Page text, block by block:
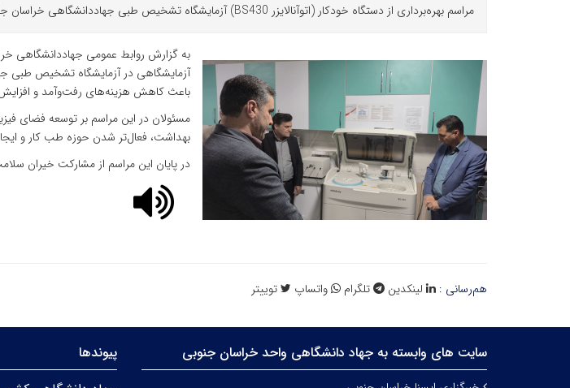
مراسم بهره‌برداری از دستگاه خودکار (اتوآنالایزر BS430) آزمایشگاه تشخیص طبی جهاددانشگاهی خراسان جنوبی مرکز قاینات با حضور مسئولان شهرستان برگزار شد.
آزمایشگاهی در آزمایشگاه تشخیص طبی
باعث کاهش هزینه‌های رفت‌وآمد و
مسئولان در این مراسم بر توسعه فضای
بهداشت، فعال‌تر شدن حوزه طب کار و
در پایان این مراسم از مشارکت خیران
هم‌رسانی : لینکدین تلگرام واتساپ توییتر
سایت های وابسته به جهاد دانشگاهی واحد خراسان جنوبی
پیوندها